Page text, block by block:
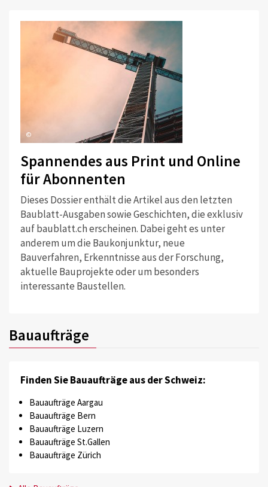
©
Spannendes aus Print und Online
für Abonnenten
Dieses Dossier enthält die Artikel aus den letzten
Baublatt-Ausgaben sowie Geschichten, die exklusiv
auf baublatt.ch erscheinen. Dabei geht es unter
anderem um die Baukonjunktur, neue
Bauverfahren, Erkenntnisse aus der Forschung,
aktuelle Bauprojekte oder um besonders
interessante Baustellen.
Bauaufträge
Finden Sie Bauaufträge aus der Schweiz:
Bauaufträge Aargau
Bauaufträge Bern
Bauaufträge Luzern
Bauaufträge St.Gallen
Bauaufträge Zürich